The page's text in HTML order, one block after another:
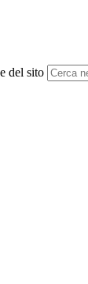
del sito